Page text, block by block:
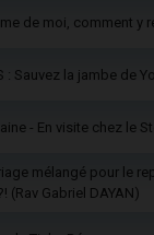
de moi, comment y
: Sauvez la jambe de
- En visite chez le
mélangé pour le
(Rav Gabriel DAYAN)